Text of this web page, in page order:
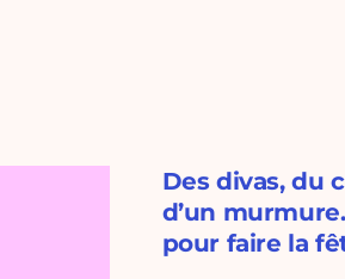
Des divas, du
d’un
pour faire la